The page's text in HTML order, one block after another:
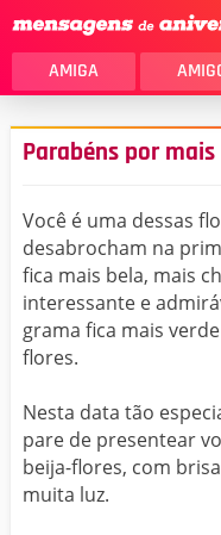
AMIGA
Parabéns por
Você é uma dessas
desabrocham na
fica mais bela, mais
interessante e
grama fica mais
flores.
Nesta data tão
pare de presentear
beija-flores, com
muita luz.